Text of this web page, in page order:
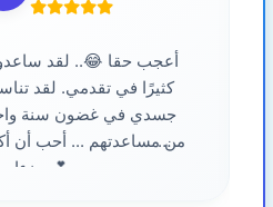
أعجب حقا 😂.. لقد
كثيرًا في تقدمي. لقد
جسدي في غضون سنة
من مساعدتهم ... أحب أن
جزءا منهم 💕